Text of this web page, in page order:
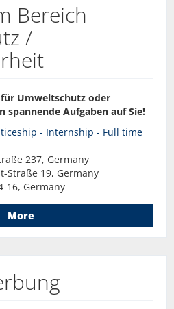
Bereich
/
Umweltschutz oder
spannende Aufgaben auf Sie!
- Internship - Full time
237, Germany
Straße 19, Germany
16, Germany
More